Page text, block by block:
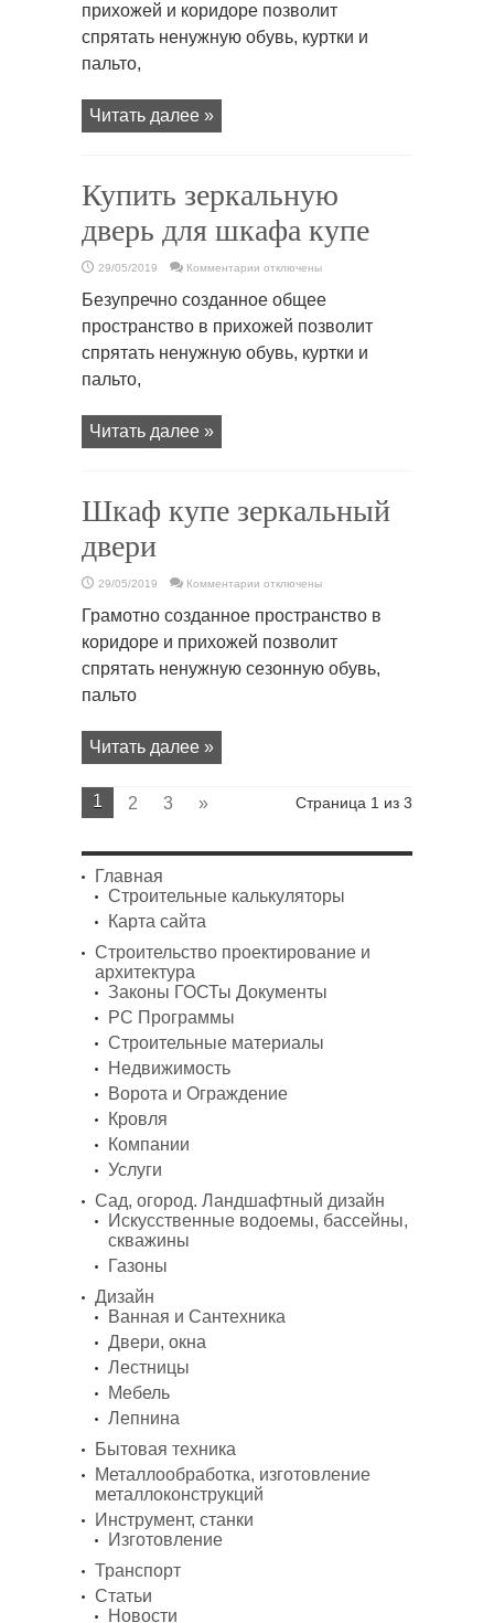
шкафа
прихожей и коридоре позволит
спрятать ненужную обувь, куртки и
пальто,
Читать далее »
Купить зеркальную
дверь для шкафа купе
29/05/2019 Комментарии
Купить
зеркальную
для
купе
отключены
Безупречно созданное общее
пространство в прихожей позволит
спрятать ненужную обувь, куртки и
пальто,
Читать далее »
Шкаф купе зеркальный
двери
29/05/2019 Комментарии
купе
двери
отключены
Грамотно созданное пространство в
коридоре и прихожей позволит
спрятать ненужную сезонную обувь,
пальто
Читать далее »
Страница 1 из 3
1 2 3 »
Главная
Строительные калькуляторы
Карта сайта
Строительство проектирование и
архитектура
Законы ГОСТы Документы
PC Программы
Строительные материалы
Недвижимость
Ворота и Ограждение
Кровля
Компании
Услуги
Сад, огород. Ландшафтный дизайн
Искусственные водоемы, бассейны,
скважины
Газоны
Дизайн
Ванная и Сантехника
Двери, окна
Лестницы
Мебель
Лепнина
Бытовая техника
Металлообработка, изготовление
металлоконструкций
Инструмент, станки
Изготовление
Транспорт
Статьи
Новости